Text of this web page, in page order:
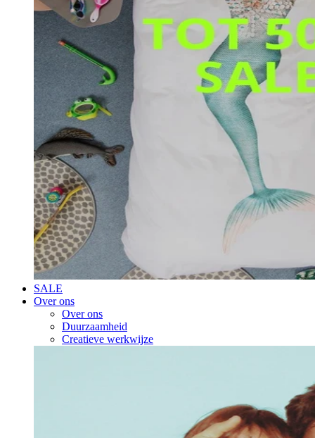
SALE
Over ons
Over ons
Duurzaamheid
Creatieve werkwijze